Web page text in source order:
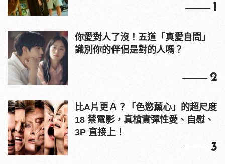
1
你愛對人了沒！五道「真愛自問」
識別你的伴侶是對的人嗎？
2
比A片更Ａ？「色慾薰心」的超尺度
18 禁電影，真槍實彈性愛、自慰、
3P 直接上！
3